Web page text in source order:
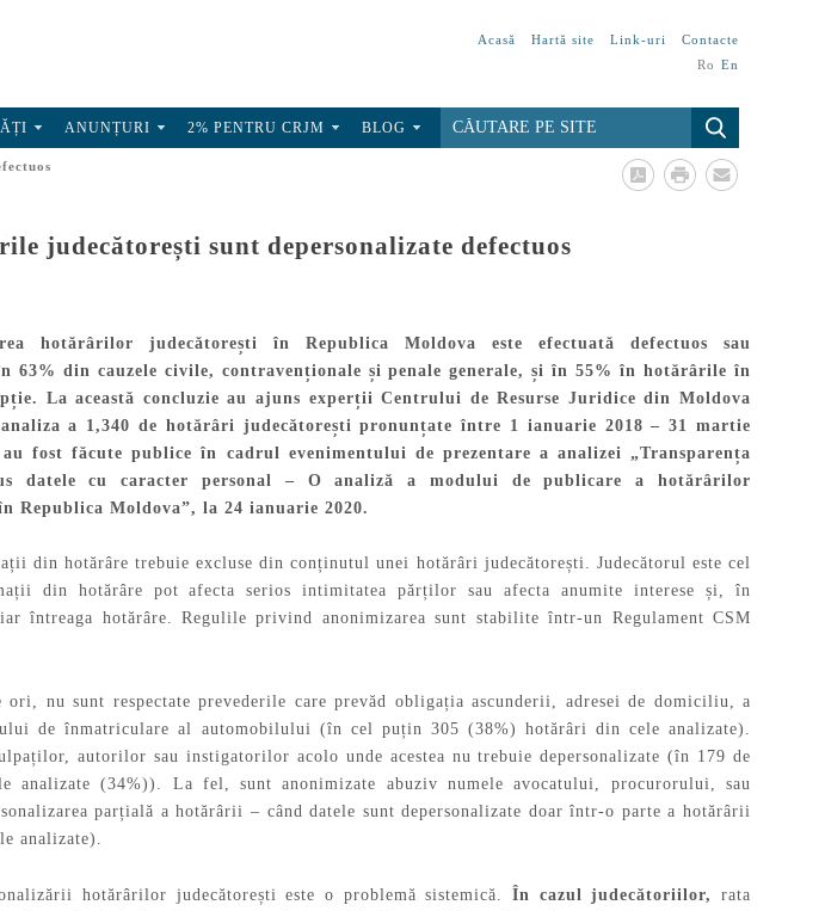
Acasă Hartă site Link-uri
Contacte
Ro En
ANUNȚURI 2% PENTRU CRJM BLOG
judecătorești sunt depersonalizate defectuos
hotărârilor judecătorești în Republica Moldova este efectuată defectuos sau
63% din cauzele civile, contravenționale și penale generale, și în 55% în hotărârile în
La această concluzie au ajuns experții Centrului de Resurse Juridice din Moldova
a 1,340 de hotărâri judecătorești pronunțate între 1 ianuarie 2018 – 31 martie
au fost făcute publice în cadrul evenimentului de prezentare a analizei „Transparența
datele cu caracter personal – O analiză a modului de publicare a hotărârilor
Republica Moldova”, la 24 ianuarie 2020.
din hotărâre trebuie excluse din conținutul unei hotărâri judecătorești. Judecătorul este cel
din hotărâre pot afecta serios intimitatea părților sau afecta anumite interese și, în
întreaga hotărâre. Regulile privind anonimizarea sunt stabilite într-un Regulament CSM
nu sunt respectate prevederile care prevăd obligația ascunderii, adresei de domiciliu, a
de înmatriculare al automobilului (în cel puțin 305 (38%) hotărâri din cele analizate).
autorilor sau instigatorilor acolo unde acestea nu trebuie depersonalizate (în 179 de
analizate (34%)). La fel, sunt anonimizate abuziv numele avocatului, procurorului, sau
parțială a hotărârii – când datele sunt depersonalizate doar într-o parte a hotărârii
analizate).
hotărârilor judecătorești este o problemă sistemică. În cazul judecătoriilor,
rata